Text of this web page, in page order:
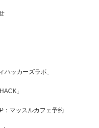
…
ハッカーズラボ」
」
：マッスルカフェ予約